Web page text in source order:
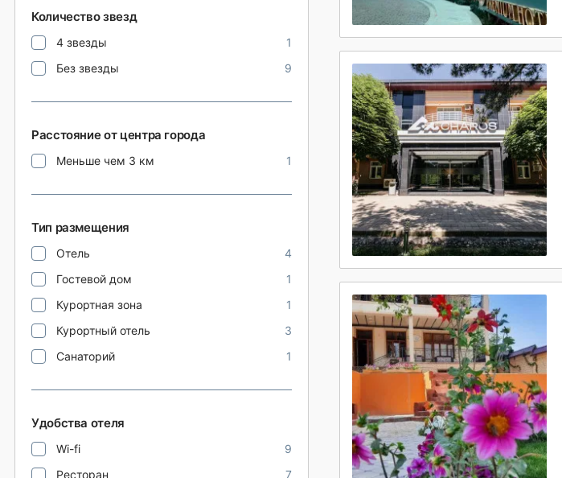
Количество звезд
4 звезды
1
Без звезды
9
Расстояние от центра города
Меньше чем 3 км 1
Тип размещения
Отель
4
Гостевой дом
1
Курортная зона
1
Курортный отель
3
Санаторий
1
Удобства отеля
Wi-fi
9
Ресторан
7